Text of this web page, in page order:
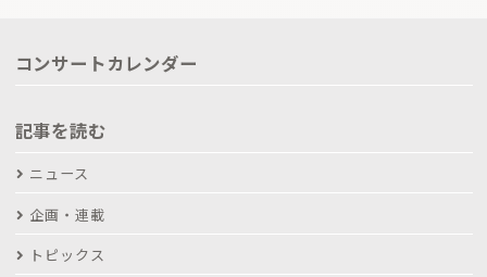
コンサートカレンダー
記事を読む
ニュース
企画・連載
トピックス